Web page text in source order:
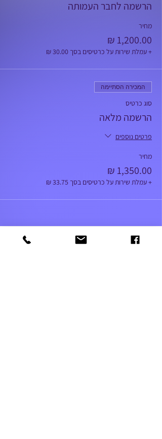
הרשמה לחבר העמותה
מחיר
+ עמלת שירות על כרטיסים בסך ‏30.00 ‏₪
המכירה הסתיימה
סוג כרטיס
הרשמה מלאה
פרטים נוספים
מחיר
+ עמלת שירות על כרטיסים בסך ‏33.75 ‏₪
052-5366303